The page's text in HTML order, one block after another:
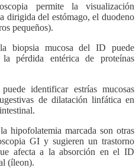
permite la visualización
dirigida del estómago, el duodeno
pequeños).
biopsia mucosa del ID puede
pérdida entérica de proteínas
identificar estrías mucosas
de dilatación linfática en
hipofolatemia marcada son otras
GI y sugieren un trastorno
afecta a la absorción en el ID
(íleon).